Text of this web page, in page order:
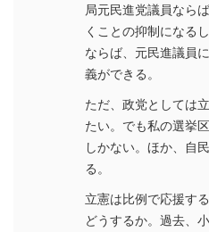
局元民進党議員なら
くことの抑制になる
ならば、元民進議員
義ができる。
ただ、政党としては
たい。でも私の選挙
しかない。ほか、自
る。
立憲は比例で応援す
どうするか。過去、